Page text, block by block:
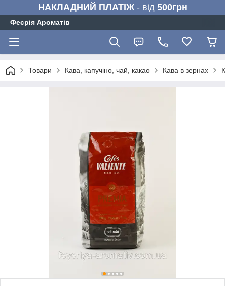
НАКЛАДНИЙ ПЛАТІЖ- від 500грн
Феєрія Ароматів
Товари Кава, капучіно, чай, какао Кава в зернах